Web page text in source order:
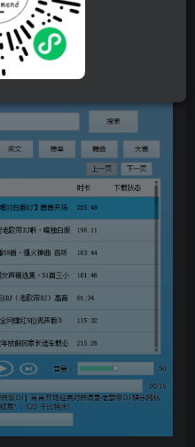
闭或忽略杀软，介意的话